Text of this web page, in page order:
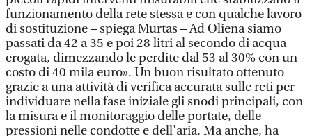
funzionamento della rete stessa e con qualche lavoro
di sostituzione – spiega Murtas – Ad Oliena siamo
passati da 42 a 35 e poi 28 litri al secondo di acqua
erogata, dimezzando le perdite dal 53 al 30% con un
costo di 40 mila euro». Un buon risultato ottenuto
grazie a una attività di verifica accurata sulle reti per
individuare nella fase iniziale gli snodi principali, con
la misura e il monitoraggio delle portate, delle
pressioni nelle condotte e dell'aria. Ma anche, ha